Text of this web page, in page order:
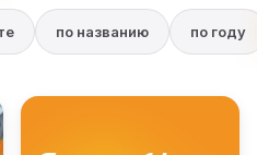
по названию по году